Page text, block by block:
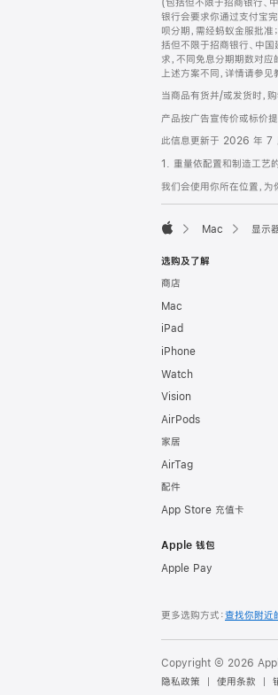
(包括但不限于招商银行、
银行会要求你通过支付宝
呗分期，需经蚂蚁金服批
括但不限于招商银行、中
求，不同免息分期期数对
上述方案不同，详情请参
当商品有货并/或发货时，
产品按广告宣传价或标价
此信息更新于 2026 年 7
1. 重量依配置和制造工艺
我们会使用你所在位置，
Mac 显示
选购及了解
商店
Mac
iPad
iPhone
Watch
Vision
AirPods
家居
AirTag
配件
App Store 充值卡
Apple 钱包
Apple Pay
更多选购方式：查找你附
Copyright © 2026
隐私政策
使用条款